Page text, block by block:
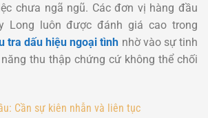
chưa ngã ngũ. Các đơn vị hàng đầu
Long luôn được đánh giá cao trong
tra dấu hiệu ngoại tình nhờ vào sự tinh
thu thập chứng cứ không thể chối
Cần sự kiên nhẫn và liên tục